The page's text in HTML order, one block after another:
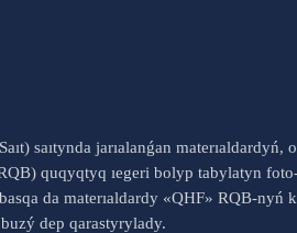
saıtynda jarıalanǵan
quqyqtyq ıegeri bolyp tabylatyn
da materıaldardy «QHF» RQB-nyń
dep qarastyrylady.